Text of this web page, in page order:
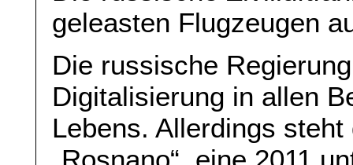
geleasten Flugzeugen
Die russische
Digitalisierung in allen
Lebens. Allerdings